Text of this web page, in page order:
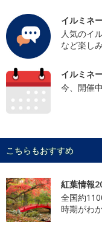
イルミネ
人気のイ
など楽し
イルミネ
今、開催
こちらもおすすめ
紅葉情報
全国約
時期がわ